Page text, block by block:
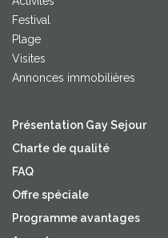
Festival
Plage
Visites
Annonces immobilières
Présentation Gay Sejour
Charte de qualité
FAQ
Offre spéciale
Programme avantages